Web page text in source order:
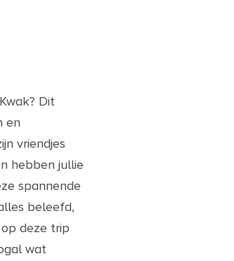
Kwak? Dit
en
vriendjes
hebben jullie
spannende
beleefd,
deze trip
wat